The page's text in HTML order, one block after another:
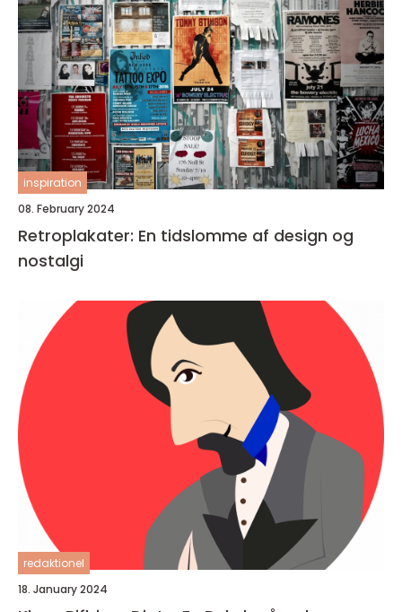
inspiration
08. February 2024
Retroplakater: En tidslomme af design og
nostalgi
redaktionel
18. January 2024